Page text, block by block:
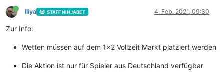
Iliya STAFF NINJABET 4. Feb. 2021, 09:30
Zur Info:
Wetten müssen auf dem 1×2 Vollzeit Markt platziert werden
Die Aktion ist nur für Spieler aus Deutschland verfügbar